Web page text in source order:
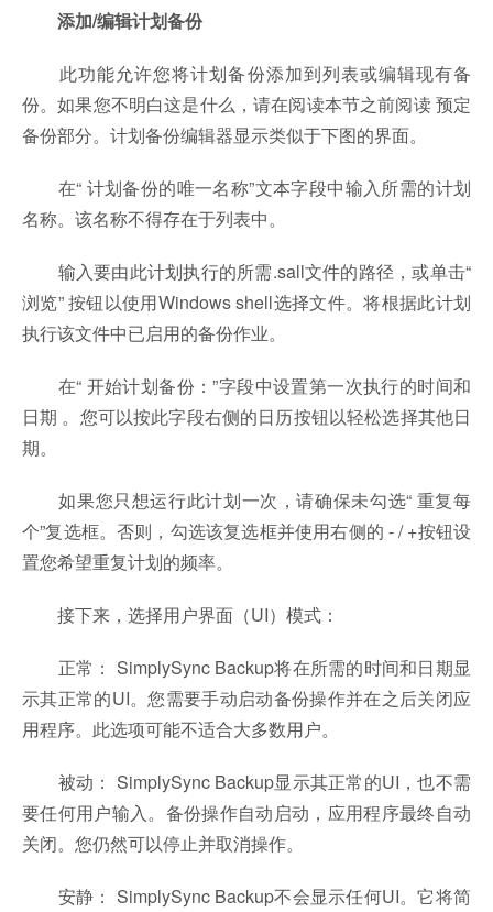
添加/编辑计划备份
此功能允许您将计划备份添加到列表或编辑现有备
份。如果您不明白这是什么，请在阅读本节之前阅读 预定
备份部分。计划备份编辑器显示类似于下图的界面。
在“ 计划备份的唯一名称”文本字段中输入所需的计划
名称。该名称不得存在于列表中。
输入要由此计划执行的所需.sall文件的路径，或单击“
浏览” 按钮以使用Windows shell选择文件。将根据此计划
执行该文件中已启用的备份作业。
在“ 开始计划备份：”字段中设置第一次执行的时间和
日期 。您可以按此字段右侧的日历按钮以轻松选择其他日
期。
如果您只想运行此计划一次，请确保未勾选“ 重复每
个”复选框。否则，勾选该复选框并使用右侧的 - / +按钮设
置您希望重复计划的频率。
接下来，选择用户界面（UI）模式：
正常： SimplySync Backup将在所需的时间和日期显
示其正常的UI。您需要手动启动备份操作并在之后关闭应
用程序。此选项可能不适合大多数用户。
被动： SimplySync Backup显示其正常的UI，也不需
要任何用户输入。备份操作自动启动，应用程序最终自动
关闭。您仍然可以停止并取消操作。
安静： SimplySync Backup不会显示任何UI。它将简